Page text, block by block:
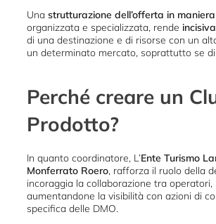
Unastrutturazione dell’offerta in
organizzata e specializzata, rende incisiva
di una destinazione e di risorse con un
un determinato mercato, soprattutto se
Perché creare un
Prodotto?
In quanto coordinatore, L’Ente Turismo
Monferrato Roero, rafforza il ruolo della
incoraggia la collaborazione tra
aumentandone la visibilità con azioni di
specifica delle DMO.